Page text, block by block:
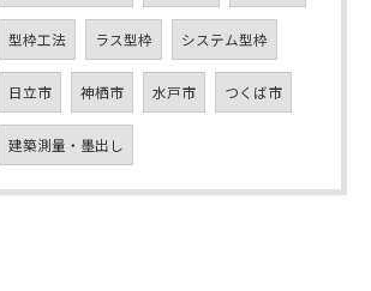
型枠工法 ラス型枠 システム型枠
日立市 神栖市 水戸市 つくば市
建築測量・墨出し